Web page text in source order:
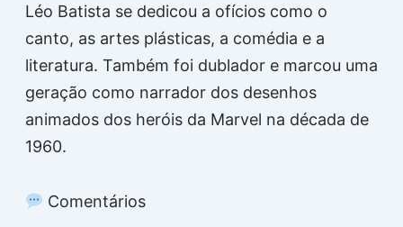
Léo Batista se dedicou a ofícios como o
canto, as artes plásticas, a comédia e a
literatura. Também foi dublador e marcou uma
geração como narrador dos desenhos
animados dos heróis da Marvel na década de
1960.
Comentários